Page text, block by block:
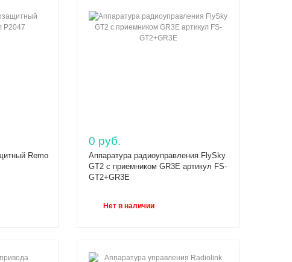
Remo
0 руб.
Аппаратура радиоуправления FlySky
GT2 с приемником GR3E артикул FS-
GT2+GR3E
Нет в наличии